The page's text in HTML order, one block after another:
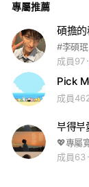
專屬推薦
碩擔
#李碩
成員97
Pick
成員
부得
💖專屬
成員63